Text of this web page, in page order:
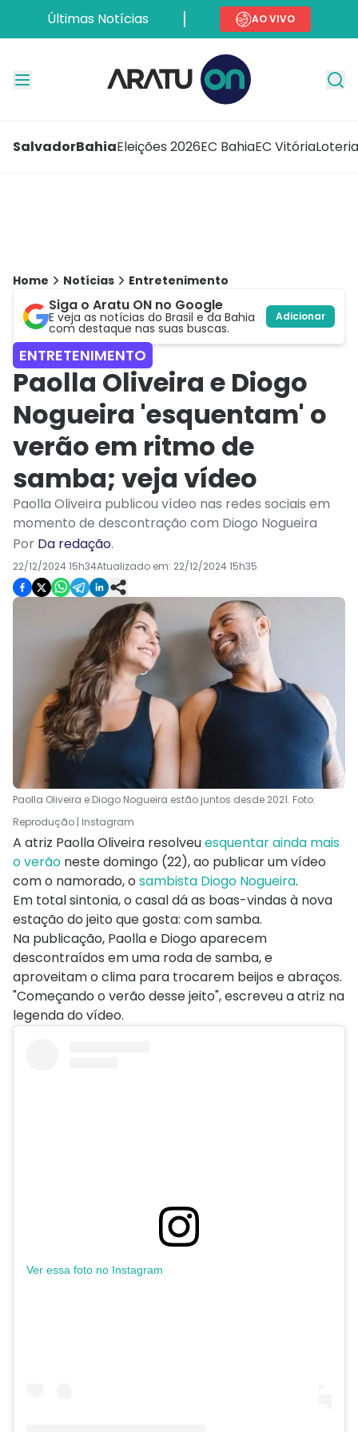
Últimas Notícias AO VIVO
SalvadorBahiaEleições 2026EC BahiaEC Vitória
Home Notícias Entretenimento
Siga o Aratu ON no Google
E veja as notícias do Brasil e da Bahia
com destaque nas suas buscas.
Adicionar
ENTRETENIMENTO
Paolla Oliveira e Diogo
Nogueira 'esquentam' o
verão em ritmo de
samba; veja vídeo
Paolla Oliveira publicou vídeo nas redes sociais em
momento de descontração com Diogo Nogueira
Por Da redação.
22/12/2024 15h34Atualizado em: 22/12/2024 15h35
Paolla Oliveira e Diogo Nogueira estão juntos desde 2021. Foto:
Reprodução | Instagram
A atriz Paolla Oliveira resolveuesquentar ainda mais
o verão neste domingo (22), ao publicar um vídeo
com o namorado, o sambista Diogo Nogueira.
Em total sintonia, o casal dá as boas-vindas à nova
estação do jeito que gosta: com samba.
Na publicação, Paolla e Diogo aparecem
descontraídos em uma roda de samba, e
aproveitam o clima para trocarem beijos e abraços.
"Começando o verão desse jeito", escreveu a atriz na
legenda do vídeo.
Ver essa foto no Instagram